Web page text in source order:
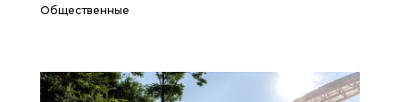
Общественные